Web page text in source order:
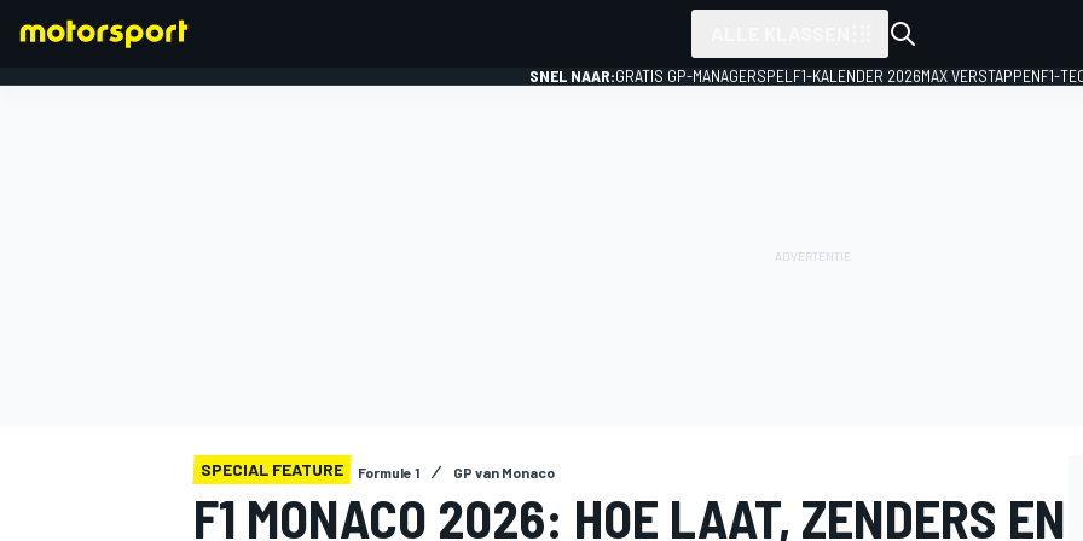
SNEL NAAR:GRATIS GP-MANAGERSPEL F1-KALENDER 2026MAX VERSTAPPENF1-
SPECIAL FEATURE Formule 1 GP van Monaco
F1 MONACO 2026: HOE LAAT, ZENDERS EN